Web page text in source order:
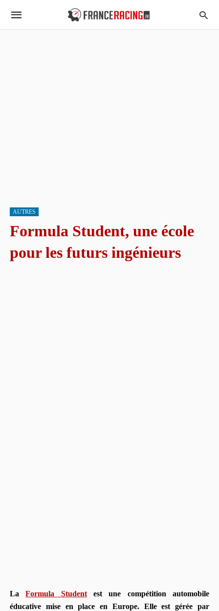
AUTRES
Formula Student, une école
pour les futurs ingénieurs
LaFormula Studentest une compétition automobile
éducative mise en place en Europe. Elle est gérée par